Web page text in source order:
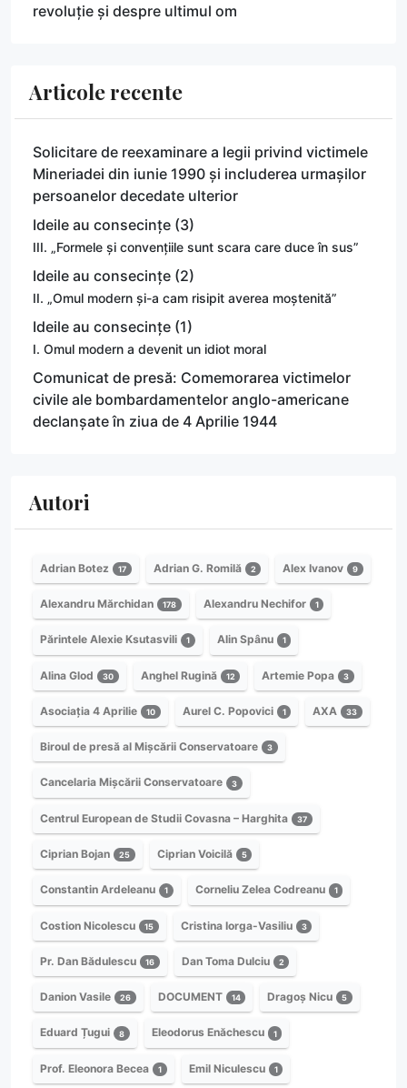
revoluție și despre ultimul om
Articole recente
Solicitare de reexaminare a legii privind victimele
Mineriadei din iunie 1990 și includerea urmașilor
persoanelor decedate ulterior
Ideile au consecințe (3)
III. „Formele și convențiile sunt scara care duce în sus”
Ideile au consecințe (2)
II. „Omul modern și-a cam risipit averea moștenită”
Ideile au consecințe (1)
I. Omul modern a devenit un idiot moral
Comunicat de presă: Comemorarea victimelor
civile ale bombardamentelor anglo-americane
declanșate în ziua de 4 Aprilie 1944
Autori
Adrian Botez 17 Adrian G. Romilă 2 Alex Ivanov 9
Alexandru Mărchidan 178 Alexandru Nechifor 1
Părintele Alexie Ksutasvili 1 Alin Spânu 1
Alina Glod 30 Anghel Rugină 12 Artemie Popa 3
Asociația 4 Aprilie 10 Aurel C. Popovici 1 AXA 33
Biroul de presă al Mișcării Conservatoare 3
Cancelaria Mișcării Conservatoare 3
Centrul European de Studii Covasna – Harghita 37
Ciprian Bojan 25 Ciprian Voicilă 5
Constantin Ardeleanu 1 Corneliu Zelea Codreanu 1
Costion Nicolescu 15 Cristina Iorga-Vasiliu 3
Pr. Dan Bădulescu 16 Dan Toma Dulciu 2
Danion Vasile 26 DOCUMENT 14 Dragoș Nicu 5
Eduard Țugui 8 Eleodorus Enăchescu 1
Prof. Eleonora Becea 1 Emil Niculescu 1